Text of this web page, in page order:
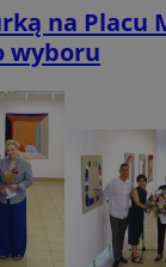
na Placu
wyboru